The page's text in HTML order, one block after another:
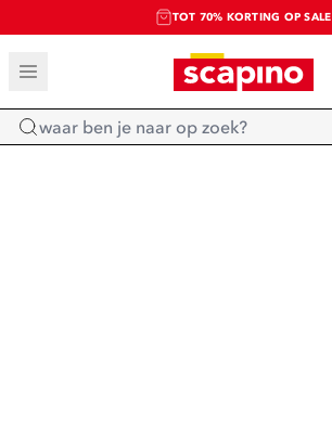
TOT 70% KORTING OP SALE
SALE: LAATSTE KANS!
SHOP NIEUW
Home